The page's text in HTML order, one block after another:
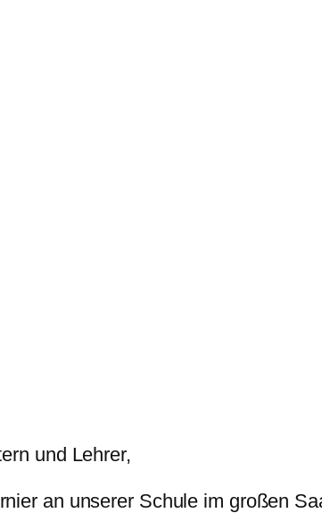
und Lehrer,
an unserer Schule im großen